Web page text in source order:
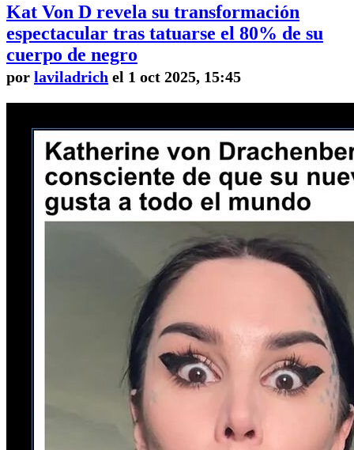
Kat Von D revela su transformación
espectacular tras tatuarse el 80% de su
cuerpo de negro
por laviladrich el 1 oct 2025, 15:45